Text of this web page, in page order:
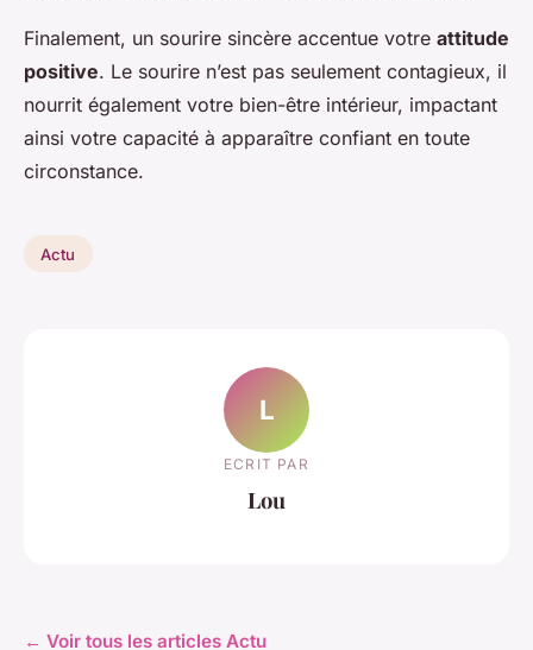
Finalement, un sourire sincère accentue votre attitude
positive. Le sourire n’est pas seulement contagieux, il
nourrit également votre bien-être intérieur, impactant
ainsi votre capacité à apparaître confiant en toute
circonstance.
Actu
L
ECRIT PAR
Lou
← Voir tous les articles Actu